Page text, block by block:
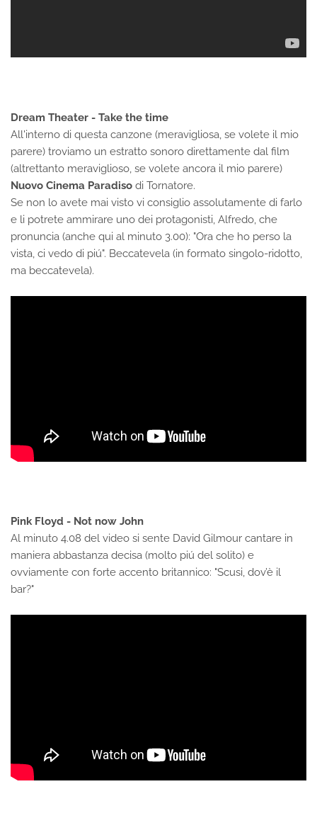
Dream Theater - Take the time
All'interno di questa canzone (meravigliosa, se volete il mio
parere) troviamo un estratto sonoro direttamente dal film
(altrettanto meraviglioso, se volete ancora il mio parere)
Nuovo Cinema Paradiso di Tornatore.
Se non lo avete mai visto vi consiglio assolutamente di farlo
e li potrete ammirare uno dei protagonisti, Alfredo, che
pronuncia (anche qui al minuto 3.00): "Ora che ho perso la
vista, ci vedo di piú". Beccatevela (in formato singolo-ridotto,
ma beccatevela).
Pink Floyd - Not now John
Al minuto 4.08 del video si sente David Gilmour cantare in
maniera abbastanza decisa (molto piú del solito) e
ovviamente con forte accento britannico: "Scusi, dov’è il
bar?"